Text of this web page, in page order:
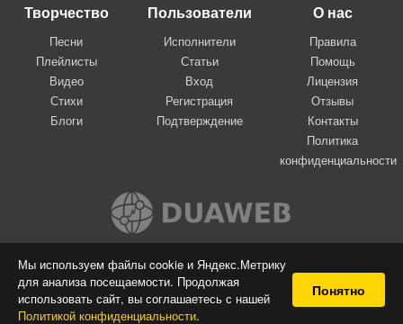
Мы используем файлы cookie и Яндекс.Метрику
для анализа посещаемости. Продолжая
использовать сайт, вы соглашаетесь с нашей
Политикой конфиденциальности.
Понятно
Творчество
Песни
Плейлисты
Видео
Стихи
Блоги
Пользователи
Исполнители
Статьи
Вход
Регистрация
Подтверждение
О нас
Правила
Помощь
Лицензия
Отзывы
Контакты
Политика
конфиденциальности
Вконтакте
© 2009-2026 Я-пою
Музыкальный сайт самовыражения